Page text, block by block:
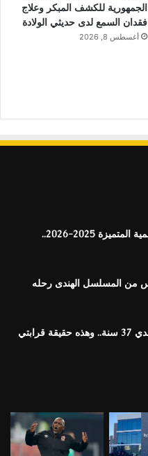
الجمهورية للكشف المبكر وعلاج
فقدان السمع لدى حديثي الولادة
أغسطس 8, 2026
مصروفات المدارس التجريبية والرسمية المتميزة 2025-2026..
من المسلسل الهندى رحله
مريم سعيد صالح: دخلت الفن وأنا عندي 37 سنة.. وهذه حقيقة قرابتي